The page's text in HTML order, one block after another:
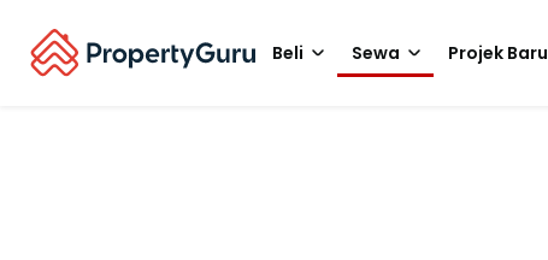
Beli Sewa Projek Baru